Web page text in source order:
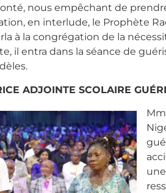
nous empêchant de
en interlude, le Prophète
à la congrégation de la
il entra dans la séance de
ADJOINTE SCOLAIRE